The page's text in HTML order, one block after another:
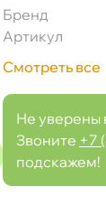
Бренд
Артикул
Смотреть все
Не уверены
Звоните +7
подскажем!